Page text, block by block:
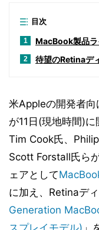
目次
1 MacBook製品
2 待望のRetinaデ
米Appleの開発者向
が11日(現地時間)
Tim Cook氏、
Scott Forstall氏ら
ェアとして
に加え、Retinaデ
Generation
スプレイモデル) 」